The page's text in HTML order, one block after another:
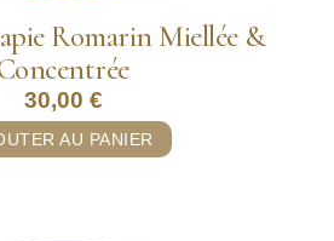
Romarin Miellée &
30,00 €
AU PANIER